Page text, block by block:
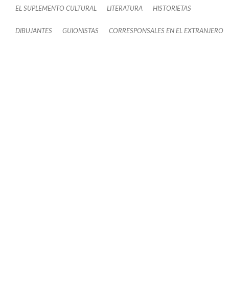
EL SUPLEMENTO CULTURAL LITERATURA HISTORIETAS
DIBUJANTES GUIONISTAS CORRESPONSALES EN EL EXTRANJERO